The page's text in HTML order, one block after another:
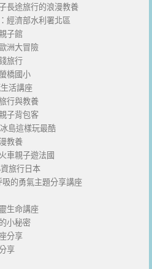
長途旅行的浪漫教養
經濟部水利署北區
子館
洲大冒險
旅行
橋國小
活講座
行與教養
子背包客
島這樣玩最酷
教養
車親子遊法國
旅行日本
吸的勇氣主題分享講座
生命講座
小秘密
分享
享